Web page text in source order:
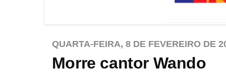
QUARTA-FEIRA, 8 DE FEVEREIRO DE
Morre cantor Wando